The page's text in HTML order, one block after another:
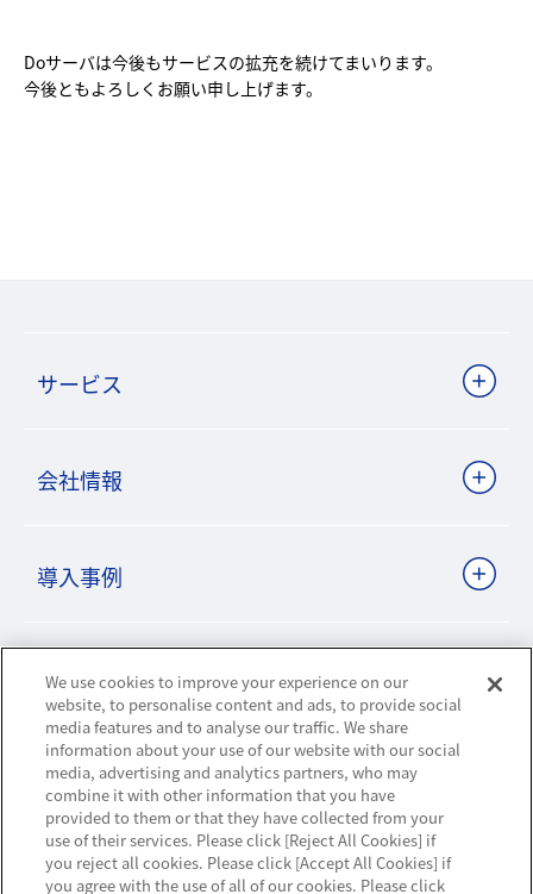
Doサーバは今後もサービスの拡充を続けてまいります。
今後ともよろしくお願い申し上げます。
サービス
会社情報
導入事例
ビジネスパートナーサイト
ニュースリリース
お知らせ
お問い合わせ／サポート
We use cookies to improve your experience on our
website, to personalise content and ads, to provide social
media features and to analyse our traffic. We share
information about your use of our website with our social
media, advertising and analytics partners, who may
combine it with other information that you have
provided to them or that they have collected from your
use of their services. Please click [Reject All Cookies] if
you reject all cookies. Please click [Accept All Cookies] if
you agree with the use of all of our cookies. Please click